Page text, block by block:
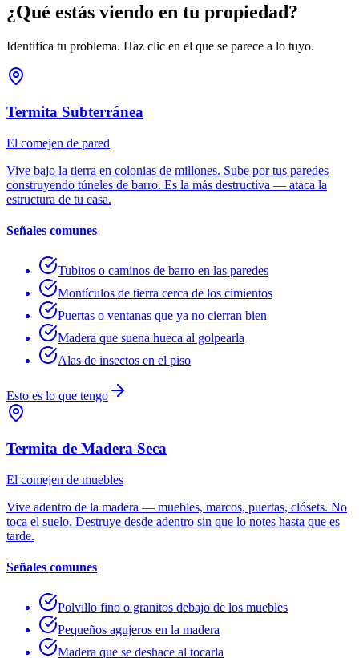
¿Qué estás viendo en tu propiedad?
Identifica tu problema. Haz clic en el que se parece a lo tuyo.
Termita Subterránea
El comejen de pared
Vive bajo la tierra en colonias de millones. Sube por tus paredes
construyendo túneles de barro. Es la más destructiva — ataca la
estructura de tu casa.
Señales comunes
Tubitos o caminos de barro en las paredes
Montículos de tierra cerca de los cimientos
Puertas o ventanas que ya no cierran bien
Madera que suena hueca al golpearla
Alas de insectos en el piso
Esto es lo que tengo
Termita de Madera Seca
El comejen de muebles
Vive adentro de la madera — muebles, marcos, puertas, clósets. No
toca el suelo. Destruye desde adentro sin que lo notes hasta que es
tarde.
Señales comunes
Polvillo fino o granitos debajo de los muebles
Pequeños agujeros en la madera
Madera que se deshace al tocarla